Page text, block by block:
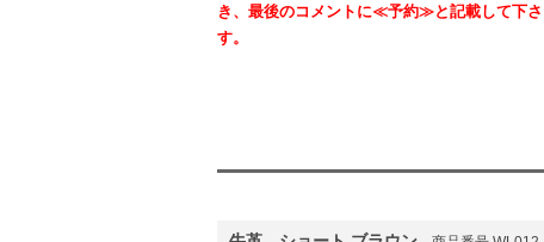
き、最後のコメントに≪予約≫と記載して下
す。